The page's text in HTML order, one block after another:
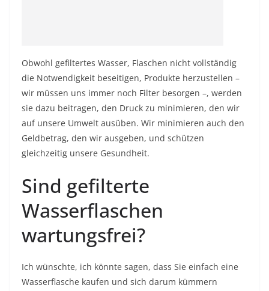
Obwohl gefiltertes Wasser, Flaschen nicht vollständig
die Notwendigkeit beseitigen, Produkte herzustellen –
wir müssen uns immer noch Filter besorgen –, werden
sie dazu beitragen, den Druck zu minimieren, den wir
auf unsere Umwelt ausüben. Wir minimieren auch den
Geldbetrag, den wir ausgeben, und schützen
gleichzeitig unsere Gesundheit.
Sind gefilterte
Wasserflaschen
wartungsfrei?
Ich wünschte, ich könnte sagen, dass Sie einfach eine
Wasserflasche kaufen und sich darum kümmern